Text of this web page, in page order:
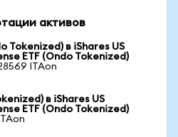
активов
Tokenized) в iShares US
ETF (Ondo Tokenized)
ITAon
в iShares US
ETF (Ondo Tokenized)